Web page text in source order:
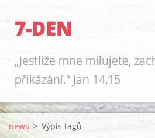
7-DEN
„Jestliže mne milujete,
přikázání." Jan 14,15
news > Výpis tagů